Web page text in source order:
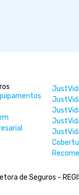
de Seguros -